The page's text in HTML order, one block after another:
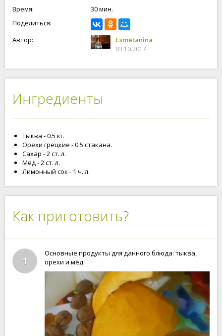
Время:
30 мин.
Поделиться:
Автор:
t.smetanina
03.10.2017
Ингредиенты
Тыква - 0.5 кг.
Орехи грецкие - 0.5 стакана.
Сахар - 2 ст. л.
Мёд - 2 ст. л.
Лимонный сок - 1 ч. л.
Как приготовить?
1
Основные продукты для данного блюда: тыква,
орехи и мёд.